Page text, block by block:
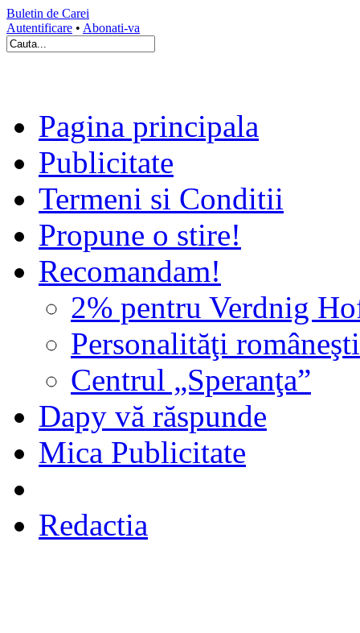
Buletin de Carei
Autentificare • Abonati-va
Pagina principala
Publicitate
Termeni si Conditii
Propune o stire!
Recomandam!
2% pentru Verdnig
Personalităţi româneşti
Centrul „Speranţa”
Dapy vă răspunde
Mica Publicitate
Redactia